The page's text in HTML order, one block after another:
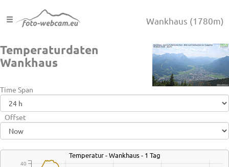
Wankhaus (1780m)
Temperaturdaten
Wankhaus
Time Span
Offset
Temperatur - Wankhaus - 1 Tag
40